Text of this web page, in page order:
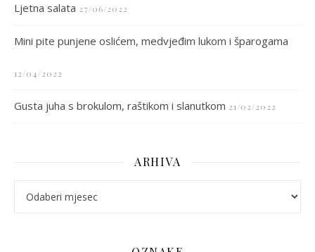
Ljetna salata 27/06/2022
Mini pite punjene oslićem, medvjeđim lukom i šparogama
12/04/2022
Gusta juha s brokulom, raštikom i slanutkom 21/02/2022
ARHIVA